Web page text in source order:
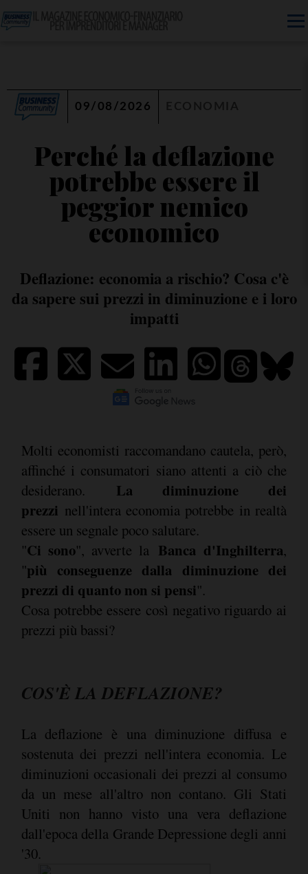
09/08/2026
Perché la deflazione
potrebbe essere il
peggior nemico
economico
Deflazione: economia a rischio? Cosa c'è
da sapere sui prezzi in diminuzione e i loro
impatti
Molti economisti raccomandano cautela, però,
affinché i consumatori siano attenti a ciò che
desiderano. La diminuzione dei
prezzi nell'intera economia potrebbe in realtà
essere un segnale poco salutare.
"Ci sono", avverte la Banca d'Inghilterra,
"più conseguenze dalla diminuzione dei
prezzi di quanto non si pensi".
Cosa potrebbe essere così negativo riguardo ai
prezzi più bassi?
COS'È LA DEFLAZIONE?
La deflazione è una diminuzione diffusa e
sostenuta dei prezzi nell'intera economia. Le
diminuzioni occasionali dei prezzi al consumo
da un mese all'altro non contano. Gli Stati
Uniti non hanno visto una vera deflazione
dall'epoca della Grande Depressione degli anni
'30.